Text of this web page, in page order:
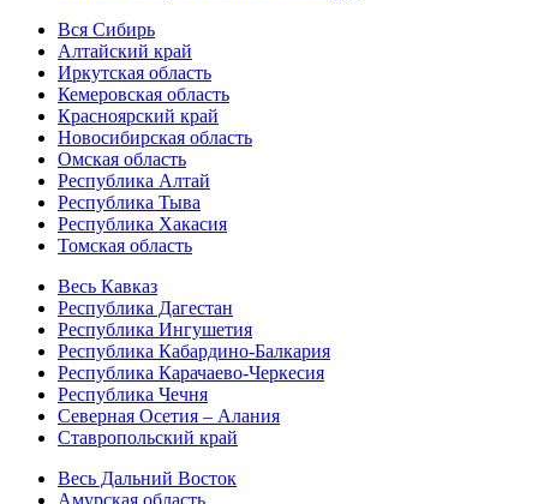
Вся Сибирь
Алтайский край
Иркутская область
Кемеровская область
Красноярский край
Новосибирская область
Омская область
Республика Алтай
Республика Тыва
Республика Хакасия
Томская область
Весь Кавказ
Республика Дагестан
Республика Ингушетия
Республика Кабардино-Балкария
Республика Карачаево-Черкесия
Республика Чечня
Северная Осетия – Алания
Ставропольский край
Весь Дальний Восток
Амурская область